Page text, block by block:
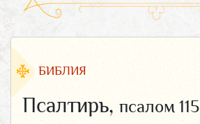
БИБЛИЯ
Псалтирь, псалом 115